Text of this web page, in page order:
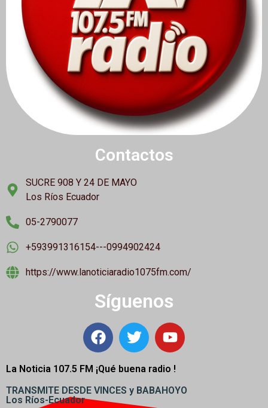
Contactos
SUCRE 908 Y 24 DE MAYO
Los Ríos Ecuador
05-2790077
+593991316154---0994902424
https://www.lanoticiaradio1075fm.com/
Síguenos
La Noticia 107.5 FM ¡Qué buena radio !
TRANSMITE DESDE VINCES y BABAHOYO
Los Ríos-Ecuador